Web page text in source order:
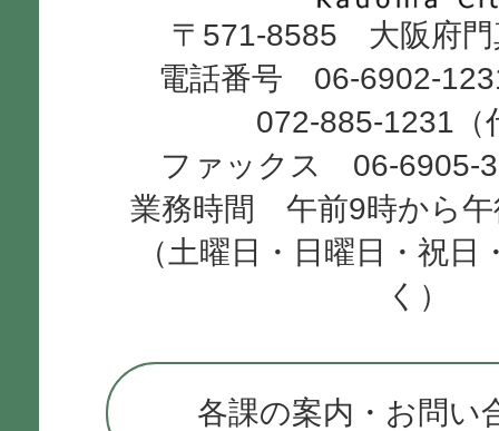
City
〒571-8585 大阪府門
電話番号 06-6902-
072-885-1231（
ファックス 06-6905-
業務時間 午前9時から午
（土曜日・日曜日・祝日
く）
各課の案内・お問い